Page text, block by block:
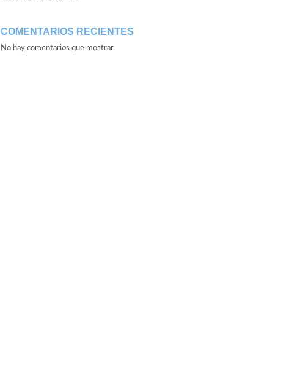
COMENTARIOS RECIENTES
No hay comentarios que mostrar.